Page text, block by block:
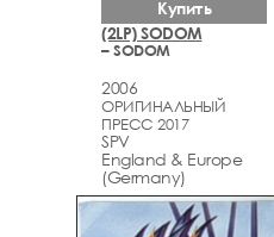
(2LP) SODOM
– SODOM
2006
ОРИГИНАЛЬНЫЙ
ПРЕСС 2017
SPV
England & Europe
(Germany)
Купить